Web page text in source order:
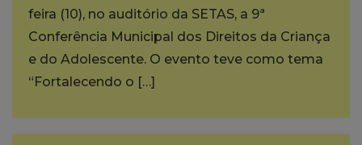
feira (10), no auditório da SETAS, a 9ª
Conferência Municipal dos Direitos da Criança
e do Adolescente. O evento teve como tema
“Fortalecendo o […]